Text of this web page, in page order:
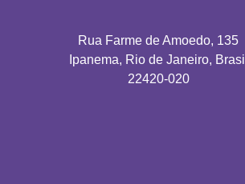
Rua Farme de Amoedo, 135
Ipanema, Rio de Janeiro, Brasil
22420-020